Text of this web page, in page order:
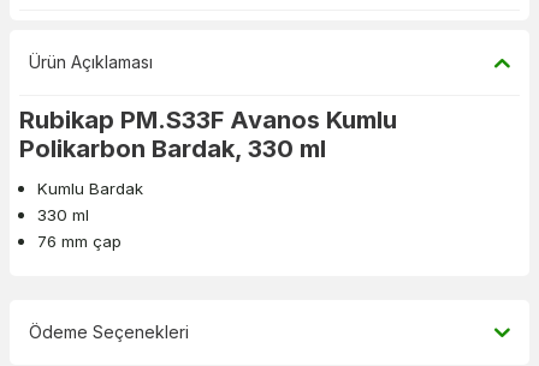
Ürün Açıklaması
Rubikap PM.S33F Avanos Kumlu
Polikarbon Bardak, 330 ml
Kumlu Bardak
330 ml
76 mm çap
Ödeme Seçenekleri